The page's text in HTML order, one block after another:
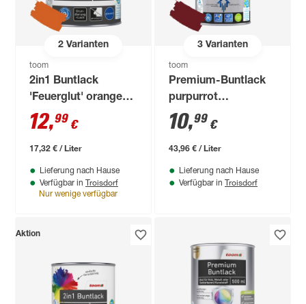
2Varianten
toom
2in1 Buntlack
'Feuerglut' orange
glänzend 750 ml
12,99 €
17,32 € / Liter
Lieferung nach Hause
Verfügbar in Troisdorf
Nur wenige verfügbar
3Varianten
toom
Premium-Buntlack
purpurrot
seidenmatt 250 ml
10,99 €
43,96 € / Liter
Lieferung nach Hause
Verfügbar in Troisdorf
Aktion